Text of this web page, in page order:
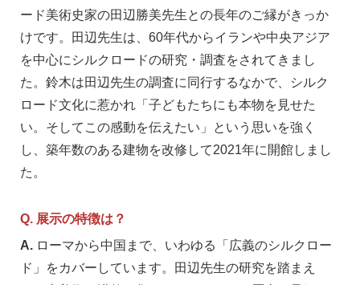
ード美術史家の田辺勝美先生との長年のご縁がきっか
けです。田辺先生は、60年代からイランや中央アジア
を中心にシルクロードの研究・調査をされてきまし
た。鈴木は田辺先生の調査に同行するなかで、シルク
ロード文化に惹かれ「子どもたちにも本物を見せた
い。そしてこの感動を伝えたい」という思いを強く
し、築年数のある建物を改修して2021年に開館しまし
た。
Q. 展示の特徴は？
A. ローマから中国まで、いわゆる「広義のシルクロー
ド」をカバーしています。田辺先生の研究を踏まえ